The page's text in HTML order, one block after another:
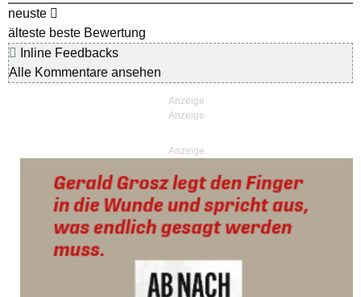
neuste
älteste beste Bewertung
Inline Feedbacks
Alle Kommentare ansehen
Anzeige